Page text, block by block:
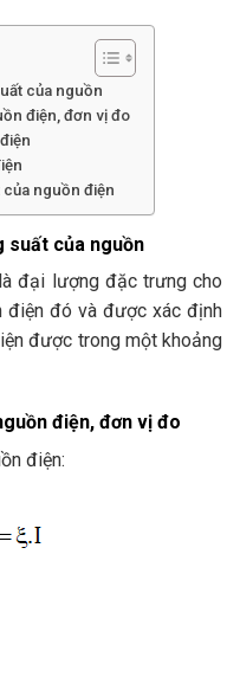
của nguồn
điện, đơn vị đo
nguồn điện
suất của nguồn
đại lượng đặc trưng cho
điện đó và được xác định
được trong một khoảng
điện, đơn vị đo
điện: